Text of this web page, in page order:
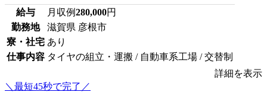
給与 月収例280,000円
勤務地
滋賀県 彦根市
寮・社宅 あり
仕事内容 タイヤの組立・運搬 / 自動車系工場 / 交替制
詳細を表示
＼最短45秒で完了／